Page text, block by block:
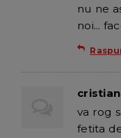
nu ne
noi...
va rog
fetita